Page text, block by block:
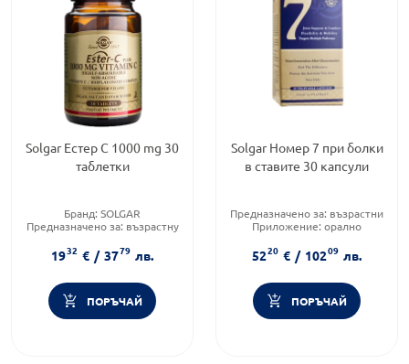
Solgar Естер C 1000 mg 30
таблетки
Бранд: SOLGAR
Предназначено за: възрастну
1932 € / 3779 лв.
ПОРЪЧАЙ
Solgar Номер 7 при болки
в ставите 30 капсули
Предназначено за: възрастни
Приложение: орално
5220 € / 10209 лв.
ПОРЪЧАЙ